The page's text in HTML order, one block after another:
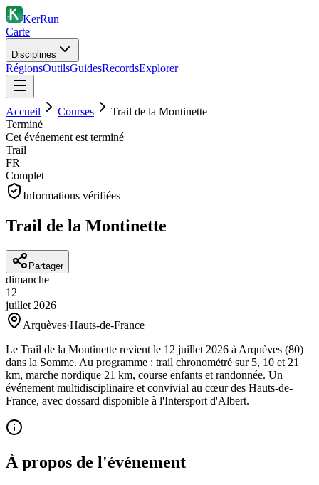
KerRun
Carte
Disciplines
RégionsOutilsGuidesRecordsExplorer
Accueil Courses
Trail de la Montinette
Terminé
Cet événement est terminé
Trail
FR
Complet
Informations vérifiées
Trail de la Montinette
Partager
dimanche
12
juillet 2026
Arquèves·Hauts-de-France
Le Trail de la Montinette revient le 12 juillet 2026 à Arquèves (80)
dans la Somme. Au programme : trail chronométré sur 5, 10 et 21
km, marche nordique 21 km, course enfants et randonnée. Un
événement multidisciplinaire et convivial au cœur des Hauts-de-
France, avec dossard disponible à l'Intersport d'Albert.
À propos de l'événement